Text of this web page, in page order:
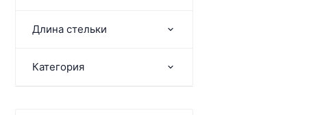
Длина стельки
Категория